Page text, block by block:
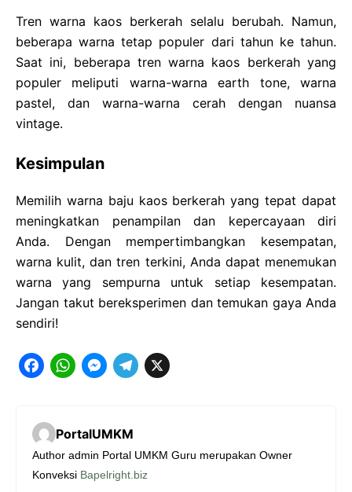
Tren warna kaos berkerah selalu berubah. Namun,
beberapa warna tetap populer dari tahun ke tahun.
Saat ini, beberapa tren warna kaos berkerah yang
populer meliputi warna-warna earth tone, warna
pastel, dan warna-warna cerah dengan nuansa
vintage.
Kesimpulan
Memilih warna baju kaos berkerah yang tepat dapat
meningkatkan penampilan dan kepercayaan diri
Anda. Dengan mempertimbangkan kesempatan,
warna kulit, dan tren terkini, Anda dapat menemukan
warna yang sempurna untuk setiap kesempatan.
Jangan takut bereksperimen dan temukan gaya Anda
sendiri!
F
e
b
W
t
s
M
s
e
T
e
g
X
PortalUMKM
Author admin Portal UMKM Guru merupakan Owner
Konveksi Bapelright.biz